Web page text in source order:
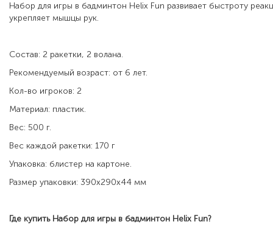
Набор для игры в бадминтон Helix Fun развивает быстроту
укрепляет мышцы рук.
Состав: 2 ракетки, 2 волана.
Рекомендуемый возраст: от 6 лет.
Кол-во игроков: 2
Материал: пластик.
Вес: 500 г.
Вес каждой ракетки: 170 г
Упаковка: блистер на картоне.
Размер упаковки: 390х290х44 мм
Где купить Набор для игры в бадминтон Helix Fun?